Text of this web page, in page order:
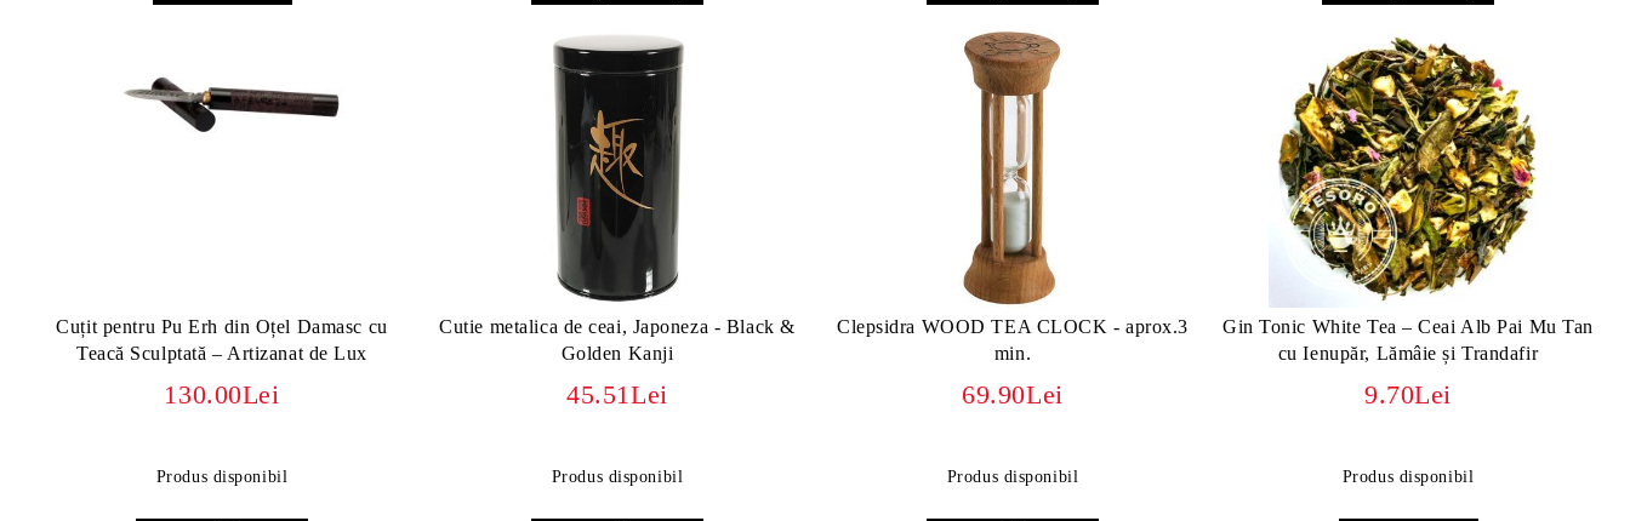
Cuțit pentru Pu Erh din Oțel Damasc cu
Teacă Sculptată – Artizanat de Lux
130.00Lei
Produs disponibil
Cutie metalica de ceai, Japoneza - Black &
Golden Kanji
45.51Lei
Produs disponibil
Clepsidra WOOD TEA CLOCK - aprox.3
min.
69.90Lei
Produs disponibil
Gin Tonic White Tea – Ceai Alb Pai Mu Tan
cu Ienupăr, Lămâie și Trandafir
9.70Lei
Produs disponibil